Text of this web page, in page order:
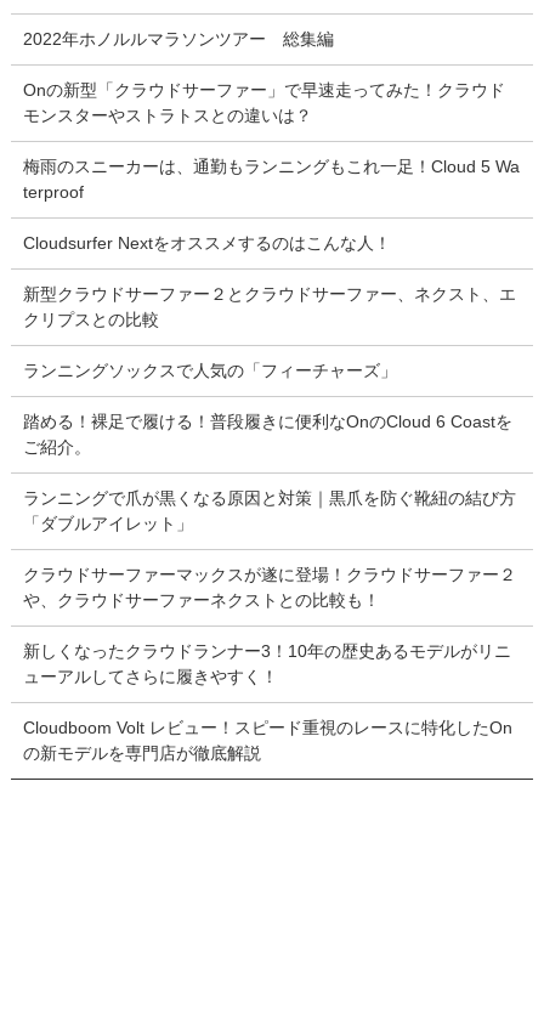
2022年ホノルルマラソンツアー 総集編
Onの新型「クラウドサーファー」で早速走ってみた！クラウド
モンスターやストラトスとの違いは？
梅雨のスニーカーは、通勤もランニングもこれ一足！Cloud 5 Wa
terproof
Cloudsurfer Nextをオススメするのはこんな人！
新型クラウドサーファー２とクラウドサーファー、ネクスト、エ
クリプスとの比較
ランニングソックスで人気の「フィーチャーズ」
踏める！裸足で履ける！普段履きに便利なOnのCloud 6 Coastを
ご紹介。
ランニングで爪が黒くなる原因と対策｜黒爪を防ぐ靴紐の結び方
「ダブルアイレット」
クラウドサーファーマックスが遂に登場！クラウドサーファー２
や、クラウドサーファーネクストとの比較も！
新しくなったクラウドランナー3！10年の歴史あるモデルがリニ
ューアルしてさらに履きやすく！
Cloudboom Volt レビュー！スピード重視のレースに特化したOn
の新モデルを専門店が徹底解説